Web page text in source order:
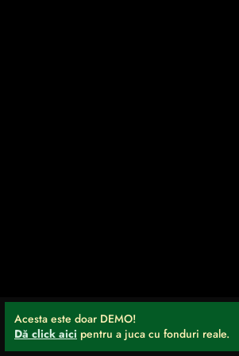
Acesta este doar DEMO!
Dă click aici pentru a juca cu fonduri reale.